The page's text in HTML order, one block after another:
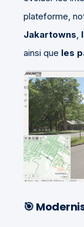
plateforme,
Jakartowns
ainsi que les
🎯